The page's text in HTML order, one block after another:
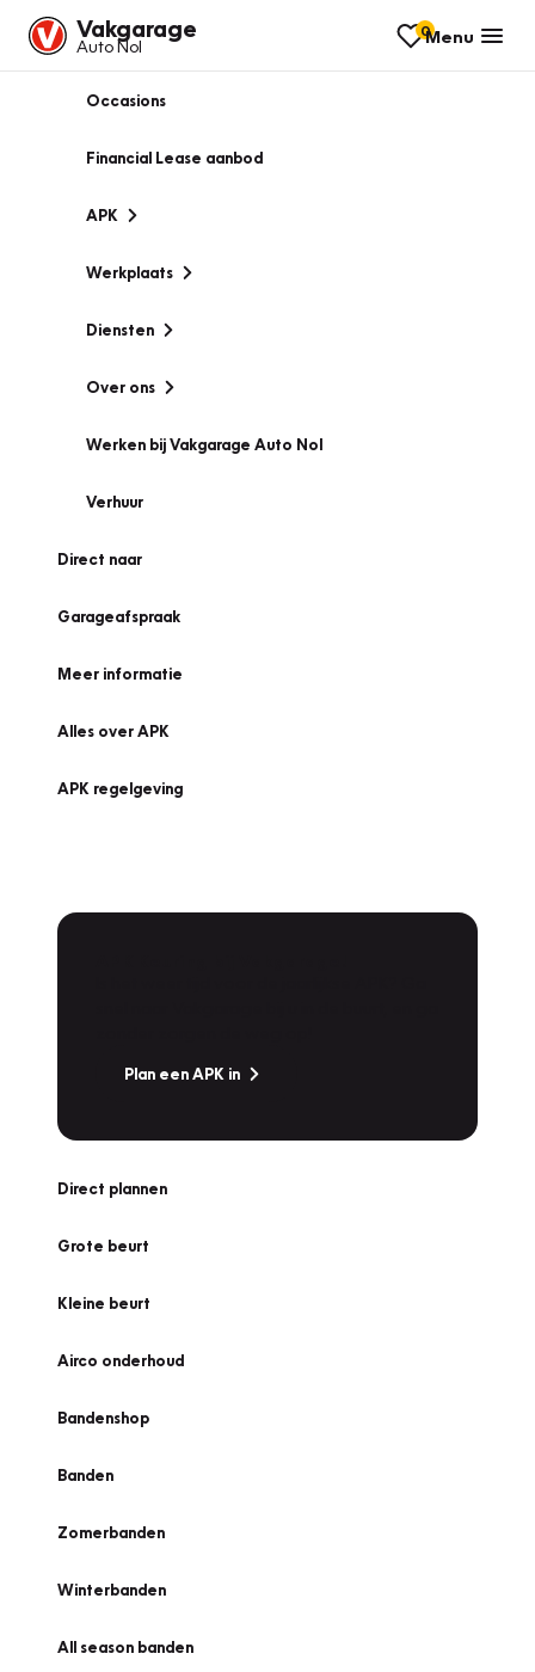
Vakgarage
Auto Nol
0Menu
Occasions
Financial Lease aanbod
APK
Werkplaats
Diensten
Over ons
Werken bij Vakgarage Auto Nol
Verhuur
Direct naar
Garageafspraak
Meer informatie
Alles over APK
APK regelgeving
Plan een APK in
Direct plannen
Grote beurt
Kleine beurt
Airco onderhoud
Bandenshop
Banden
Zomerbanden
Winterbanden
All season banden